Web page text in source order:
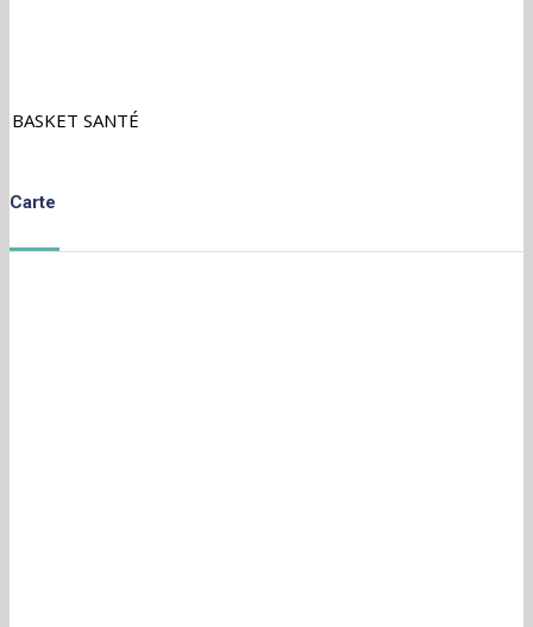
BASKET SANTÉ
Carte